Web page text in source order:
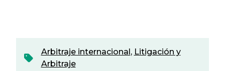
Arbitraje internacional, Litigación y
Arbitraje